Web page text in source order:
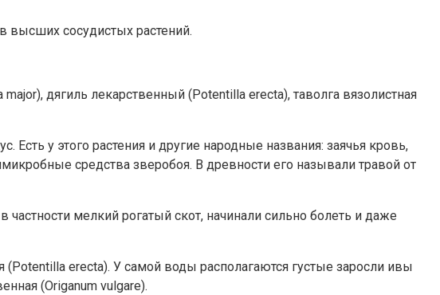
высших сосудистых растений.
дягиль лекарственный (Potentilla erectа), таволга вязолистная
у этого растения и другие народные названия: заячья кровь,
средства зверобоя. В древности его называли травой от
мелкий рогатый скот, начинали сильно болеть и даже
erecta). У самой воды располагаются густые заросли ивы
(Origanum vulgare).